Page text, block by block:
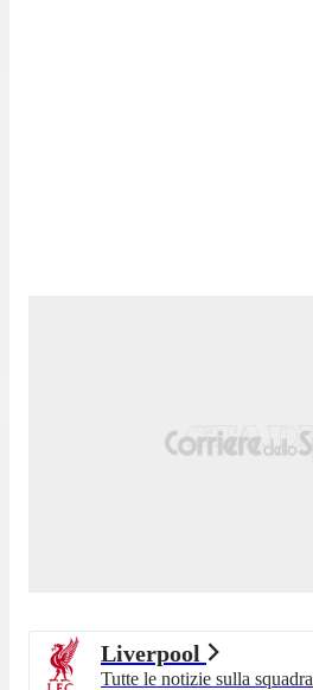
Liverpool
Tutte le notizie sulla squadra